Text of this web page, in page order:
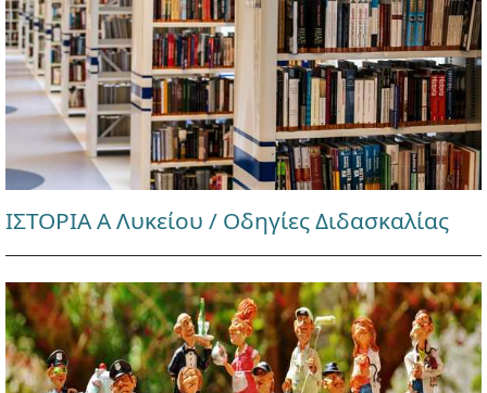
ΙΣΤΟΡΙΑ Α Λυκείου / Οδηγίες Διδασκαλίας